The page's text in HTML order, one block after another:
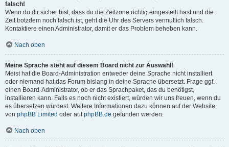
falsch!
Wenn du dir sicher bist, dass du die Zeitzone richtig eingestellt hast und die
Zeit trotzdem noch falsch ist, geht die Uhr des Servers vermutlich falsch.
Kontaktiere einen Administrator, damit er das Problem beheben kann.
Nach oben
Meine Sprache steht auf diesem Board nicht zur Auswahl!
Meist hat die Board-Administration entweder deine Sprache nicht installiert
oder niemand hat das Forum bislang in deine Sprache übersetzt. Frage ggf.
einen Board-Administrator, ob er das Sprachpaket, das du benötigst,
installieren kann. Falls es noch nicht existiert, würden wir uns freuen, wenn du
es übersetzen würdest. Weitere Informationen dazu können auf der Website
von phpBB Limited oder aufphpBB.de gefunden werden.
Nach oben